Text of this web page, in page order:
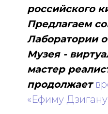
российского
Предлагаем
Лаборатории
Музея -
мастер
продолжает
«Ефиму Дзигану